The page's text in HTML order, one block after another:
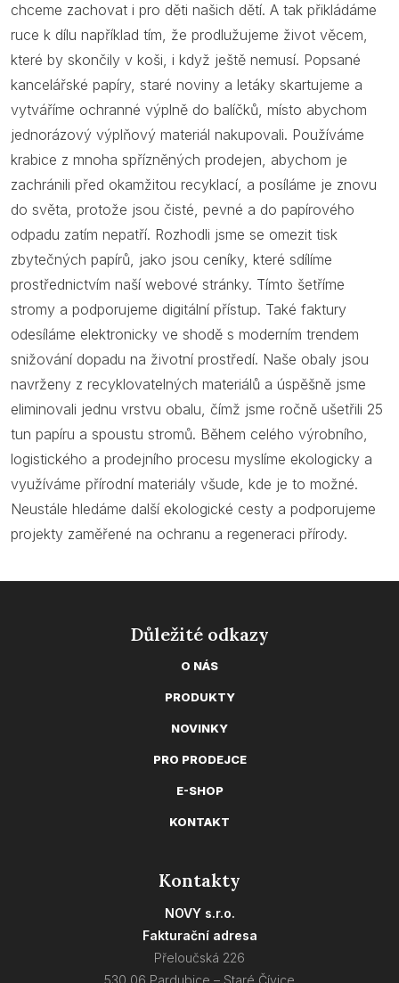
chceme zachovat i pro děti našich dětí. A tak přikládáme
ruce k dílu například tím, že prodlužujeme život věcem,
které by skončily v koši, i když ještě nemusí. Popsané
kancelářské papíry, staré noviny a letáky skartujeme a
vytváříme ochranné výplně do balíčků, místo abychom
jednorázový výplňový materiál nakupovali. Používáme
krabice z mnoha spřízněných prodejen, abychom je
zachránili před okamžitou recyklací, a posíláme je znovu
do světa, protože jsou čisté, pevné a do papírového
odpadu zatím nepatří. Rozhodli jsme se omezit tisk
zbytečných papírů, jako jsou ceníky, které sdílíme
prostřednictvím naší webové stránky. Tímto šetříme
stromy a podporujeme digitální přístup. Také faktury
odesíláme elektronicky ve shodě s moderním trendem
snižování dopadu na životní prostředí. Naše obaly jsou
navrženy z recyklovatelných materiálů a úspěšně jsme
eliminovali jednu vrstvu obalu, čímž jsme ročně ušetřili 25
tun papíru a spoustu stromů. Během celého výrobního,
logistického a prodejního procesu myslíme ekologicky a
využíváme přírodní materiály všude, kde je to možné.
Neustále hledáme další ekologické cesty a podporujeme
projekty zaměřené na ochranu a regeneraci přírody.
Důležité odkazy
O NÁS
PRODUKTY
NOVINKY
PRO PRODEJCE
E-SHOP
KONTAKT
Kontakty
NOVY s.r.o.
Fakturační adresa
Přeloučská 226
530 06 Pardubice – Staré Čívice